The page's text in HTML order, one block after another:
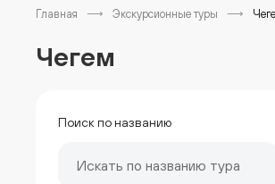
Главная Экскурсионные туры
Чегем
Поиск по названию